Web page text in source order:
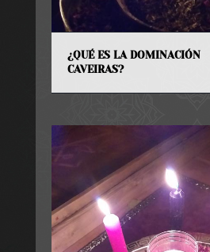
¿QUÉ ES LA DOMINACIÓN
CAVEIRAS?